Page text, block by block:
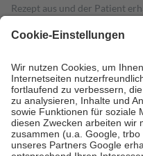
Rezept aus und der Patient
Kosten dafür, der Versicherte
Grundsätzlich leisten
Prozent des Abgabepreises,
höchstens zehn Euro.Es sind
Kosten der Leistung zu
Diese Regeln gelten
Bei Heilmitteln und
Zuzahlung zehn Prozent der